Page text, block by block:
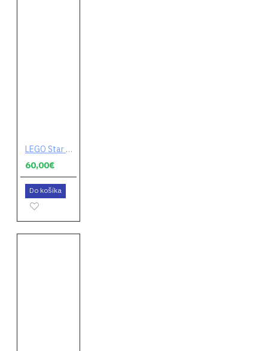
LEGO Star Wars: The Skywalker Saga (digitálny kód)
60,00€
Do košíka